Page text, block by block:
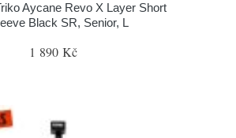
Aycane Revo X Layer Short
Black SR, Senior, L
1 890 Kč